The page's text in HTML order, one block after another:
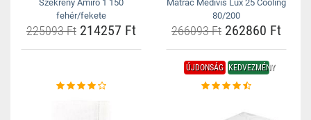
Szekrény Amiro 1 150
fehér/fekete
225093 Ft 214257 Ft
Matrac Medivis Lux 25 Cooling
80/200
266093 Ft 262860 Ft
ÚJDONSÁG KEDVEZMÉNY